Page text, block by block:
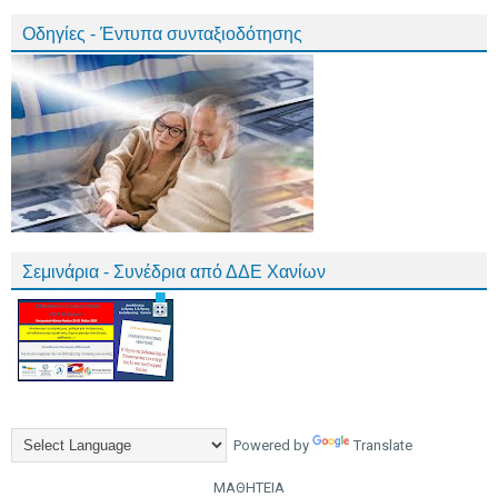
Οδηγίες - Έντυπα συνταξιοδότησης
Σεμινάρια - Συνέδρια από ΔΔΕ Χανίων
Powered by Translate
ΜΑΘΗΤΕΙΑ